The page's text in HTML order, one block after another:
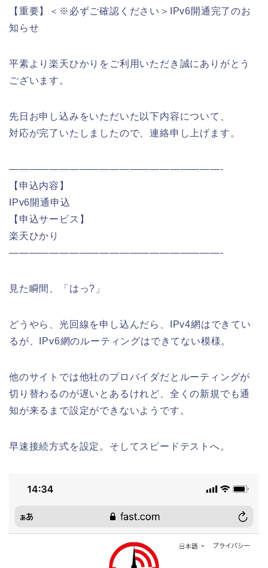
【重要】＜※必ずご確認ください＞ IPv6開通完了のお
知らせ
平素より楽天ひかりをご利用いただき誠にありがとう
ございます。
先日お申し込みをいただいた以下内容について、
対応が完了いたしましたので、連絡申し上げます。
—————————————————————-
【申込内容】
IPv6開通申込
【申込サービス】
楽天ひかり
—————————————————————-
見た瞬間、「はっ?」
どうやら、光回線を申し込んだら、IPv4網はできてい
るが、IPv6網のルーティングはできてない模様。
他のサイトでは他社のプロバイダだとルーティングが
切り替わるのが遅いとあるけれど、全くの新規でも通
知が来るまで設定ができないようです。
早速接続方式を設定。そしてスピードテストへ。